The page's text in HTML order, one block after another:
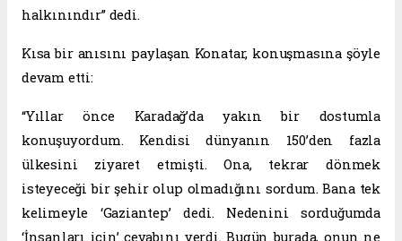
halkınındır” dedi.
Kısa bir anısını paylaşan Konatar, konuşmasına şöyle
devam etti:
“Yıllar önce Karadağ’da yakın bir dostumla
konuşuyordum. Kendisi dünyanın 150’den fazla
ülkesini ziyaret etmişti. Ona, tekrar dönmek
isteyeceği bir şehir olup olmadığını sordum. Bana tek
kelimeyle ‘Gaziantep’ dedi. Nedenini sorduğumda
‘İnsanları için’ cevabını verdi. Bugün burada, onun ne